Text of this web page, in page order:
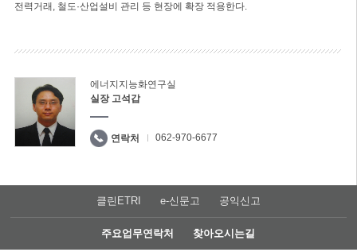
전력거래, 철도·산업설비 관리 등 현장에 확장 적용한다.
에너지지능화연구실
실장 고석갑
연락처 062-970-6677
클린ETRI e-신문고 공익신고
주요업무연락처 찾아오시는길